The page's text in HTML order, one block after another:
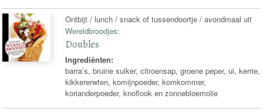
Ontbijt / lunch / snack of tussendoortje / avondmaal uit
Wereldbroodjes:
Doubles
Ingrediënten:
barra’s, bruine suiker, citroensap, groene peper, ui, kerrie,
kikkererwten, komijnpoeder, komkommer,
korianderpoeder, knoflook en zonnebloemolie